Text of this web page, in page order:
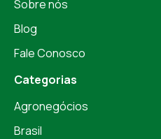
Sobre nós
Blog
Fale Conosco
Categorias
Agronegócios
Brasil